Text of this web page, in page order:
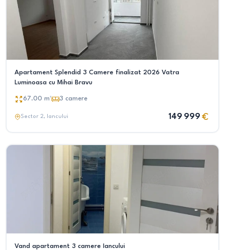
Apartament Splendid 3 Camere finalizat 2026 Vatra
Luminoasa cu Mihai Bravu
67.00 m² 3 camere
Sector 2, Iancului 149 999
Vand apartament 3 camere Iancului